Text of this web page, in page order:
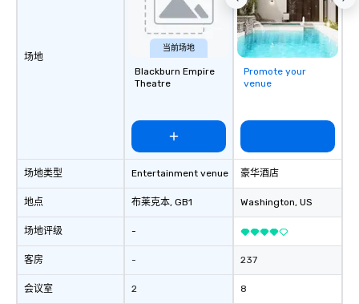
场地
场地类型
地点
场地评级
客房
会议室
当前场地
Blackburn Empire
Theatre
Entertainment venue
布莱克本, GB1
-
-
2
Promote your
venue
豪华酒店
Washington, US
237
8